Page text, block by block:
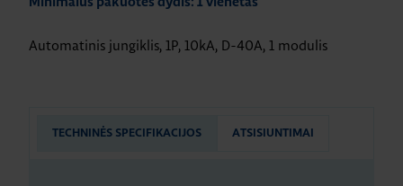
Automatinis jungiklis, 1P, 10kA, D-40A, 1 modulis
TECHNINĖS SPECIFIKACIJOS ATSISIUNTIMAI